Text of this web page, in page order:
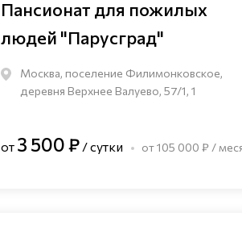
Пансионат для пожилых
людей "Парусград"
Москва, поселение Филимонковское,
деревня Верхнее Валуево, 57/1, 1
от 3 500 ₽ / сутки от 105 000 ₽ /